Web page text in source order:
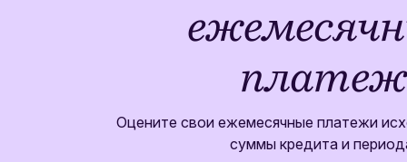
платеж
Оцените свои ежемесячные платежи
суммы кредита и